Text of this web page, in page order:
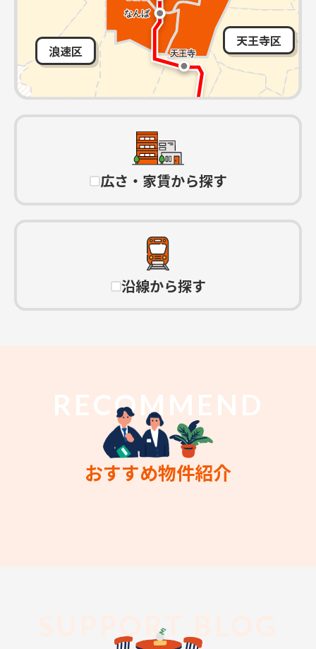
天王寺区
浪速区
広さ・家賃から探す
沿線から探す
RECOMMEND
おすすめ物件紹介
SUPPORT BLOG